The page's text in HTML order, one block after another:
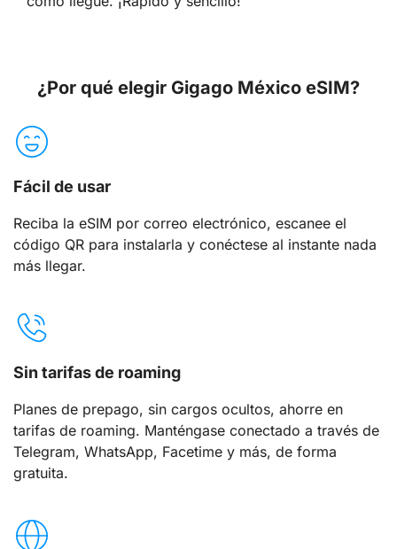
¿Por qué elegir Gigago México eSIM?
Fácil de usar
Reciba la eSIM por correo electrónico, escanee el
código QR para instalarla y conéctese al instante nada
más llegar.
Sin tarifas de roaming
Planes de prepago, sin cargos ocultos, ahorre en
tarifas de roaming. Manténgase conectado a través de
Telegram, WhatsApp, Facetime y más, de forma
gratuita.